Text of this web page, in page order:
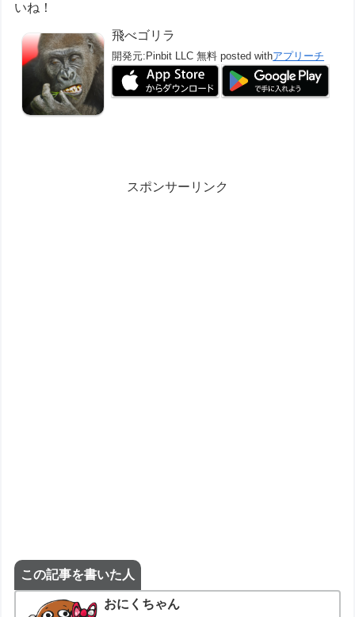
いね！
飛べゴリラ
開発元: Pinbit LLC 無料 posted withアプリーチ
スポンサーリンク
この記事を書いた人
おにくちゃん